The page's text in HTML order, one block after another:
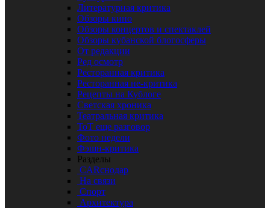
Литературная критика
Обзоры кино
Обзоры концертов и спектаклей
Обзоры кубанской блогосферы
От редакции
Ред осмотр
Ресторанная критика
Ресторанная не-критика
Рецепты на Кублоге
Светская хроника
Театральная критика
ТоТ еще разговор
Фото недели
Фэшн-критика
Разделы
CARснодар
На связи
Спорт
Архитектура